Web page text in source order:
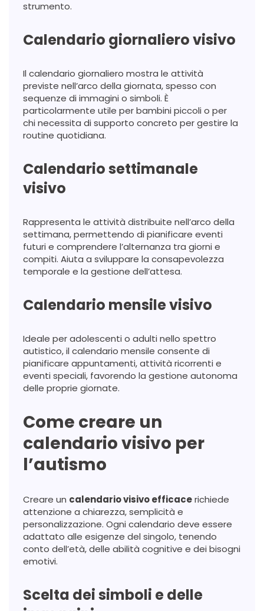
strumento.
Calendario giornaliero visivo
Il calendario giornaliero mostra le attività
previste nell’arco della giornata, spesso con
sequenze di immagini o simboli. È
particolarmente utile per bambini piccoli o per
chi necessita di supporto concreto per gestire la
routine quotidiana.
Calendario settimanale
visivo
Rappresenta le attività distribuite nell’arco della
settimana, permettendo di pianificare eventi
futuri e comprendere l’alternanza tra giorni e
compiti. Aiuta a sviluppare la consapevolezza
temporale e la gestione dell’attesa.
Calendario mensile visivo
Ideale per adolescenti o adulti nello spettro
autistico, il calendario mensile consente di
pianificare appuntamenti, attività ricorrenti e
eventi speciali, favorendo la gestione autonoma
delle proprie giornate.
Come creare un
calendario visivo per
l’autismo
Creare un calendario visivo efficacerichiede
attenzione a chiarezza, semplicità e
personalizzazione. Ogni calendario deve essere
adattato alle esigenze del singolo, tenendo
conto dell’età, delle abilità cognitive e dei bisogni
emotivi.
Scelta dei simboli e delle